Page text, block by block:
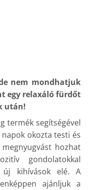
nem mondhatjuk
egy relaxáló fürdőt
után!
termék segítségével
okozta testi és
hozhat
gondolatokkal
kihívások elé. A
ajánljuk a